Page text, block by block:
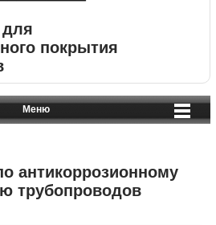
покрытия
Меню
антикоррозионному
трубопроводов